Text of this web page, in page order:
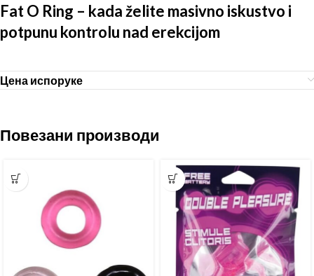
Fat O Ring – kada želite masivno iskustvo i
potpunu kontrolu nad erekcijom
Цена испоруке
Повезани производи